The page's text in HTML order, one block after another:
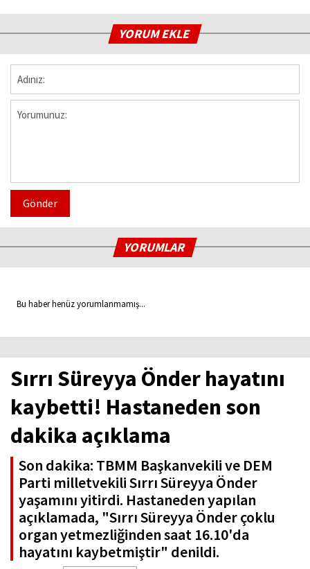
YORUM EKLE
Gönder
YORUMLAR
Bu haber henüz yorumlanmamış...
Sırrı Süreyya Önder hayatını
kaybetti! Hastaneden son
dakika açıklama
Son dakika: TBMM Başkanvekili ve DEM
Parti milletvekili Sırrı Süreyya Önder
yaşamını yitirdi. Hastaneden yapılan
açıklamada, "Sırrı Süreyya Önder çoklu
organ yetmezliğinden saat 16.10'da
hayatını kaybetmiştir" denildi.